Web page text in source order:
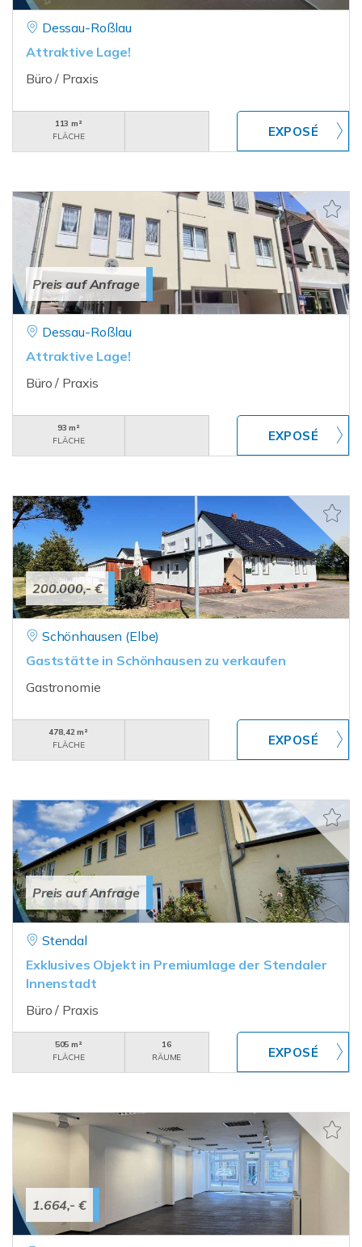
Dessau-Roßlau
Attraktive Lage!
Büro / Praxis
113 m²
FLÄCHE
Preis auf Anfrage
Dessau-Roßlau
Attraktive Lage!
Büro / Praxis
93 m²
FLÄCHE
200.000,- €
Schönhausen (Elbe)
Gaststätte in Schönhausen zu verkaufen
Gastronomie
478,42 m²
FLÄCHE
Preis auf Anfrage
Stendal
Exklusives Objekt in Premiumlage der Stendaler
Innenstadt
Büro / Praxis
505 m²
FLÄCHE
16
RÄUME
1.664,- €